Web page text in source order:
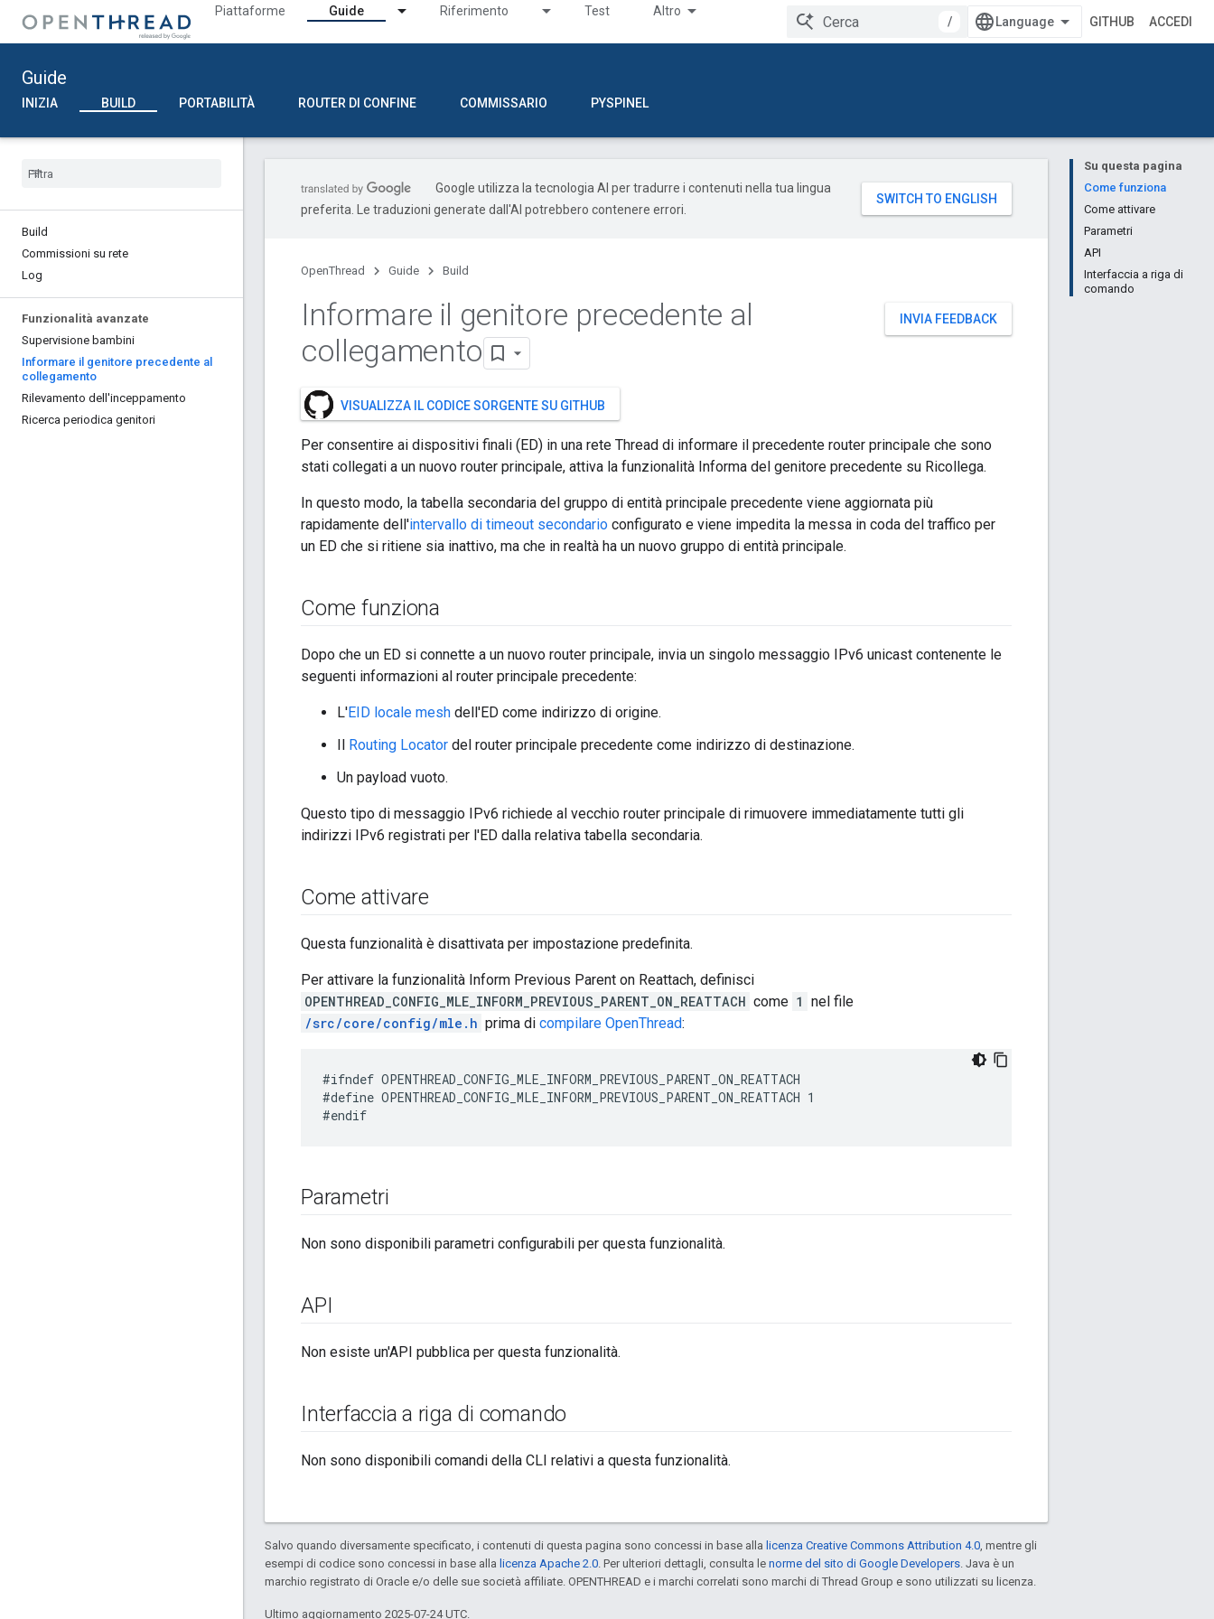
Piattaforme Guide Riferimento Test Altro
/ GITHUB ACCEDI
Guide
INIZIA BUILD PORTABILITÀ ROUTER DI CONFINE COMMISSARIO PYSPINEL
Build
Commissioni su rete
Log
Funzionalità avanzate
Supervisione bambini
Informare il genitore precedente al
collegamento
Rilevamento dell'inceppamento
Ricerca periodica genitori
Su questa pagina
Come funziona
Come attivare
Parametri
API
Interfaccia a riga di
comando
Google utilizza la tecnologia AI per tradurre i contenuti nella tua lingua
preferita. Le traduzioni generate dall'AI potrebbero contenere errori.
OpenThread Guide Build
INVIA FEEDBACK
Informare il genitore precedente al
collegamento
VISUALIZZA IL CODICE SORGENTE SU GITHUB
Per consentire ai dispositivi finali (ED) in una rete Thread di informare il precedente router principale che sono
stati collegati a un nuovo router principale, attiva la funzionalità Informa del genitore precedente su Ricollega.
In questo modo, la tabella secondaria del gruppo di entità principale precedente viene aggiornata più
rapidamente dell'intervallo di timeout secondario configurato e viene impedita la messa in coda del traffico per
un ED che si ritiene sia inattivo, ma che in realtà ha un nuovo gruppo di entità principale.
Come funziona
Dopo che un ED si connette a un nuovo router principale, invia un singolo messaggio IPv6 unicast contenente le
seguenti informazioni al router principale precedente:
L'EID locale mesh dell'ED come indirizzo di origine.
Il Routing Locator del router principale precedente come indirizzo di destinazione.
Un payload vuoto.
Questo tipo di messaggio IPv6 richiede al vecchio router principale di rimuovere immediatamente tutti gli
indirizzi IPv6 registrati per l'ED dalla relativa tabella secondaria.
Come attivare
Questa funzionalità è disattivata per impostazione predefinita.
Per attivare la funzionalità Inform Previous Parent on Reattach, definisci
OPENTHREAD_CONFIG_MLE_INFORM_PREVIOUS_PARENT_ON_REATTACH come 1 nel file
/src/core/config/mle.h prima di compilare OpenThread:
#define OPENTHREAD_CONFIG_MLE_INFORM_PREVIOUS_PARENT_ON_REATTACH 1
Parametri
Non sono disponibili parametri configurabili per questa funzionalità.
API
Non esiste un'API pubblica per questa funzionalità.
Interfaccia a riga di comando
Non sono disponibili comandi della CLI relativi a questa funzionalità.
Salvo quando diversamente specificato, i contenuti di questa pagina sono concessi in base alla licenza Creative Commons Attribution 4.0, mentre gli
esempi di codice sono concessi in base alla licenza Apache 2.0. Per ulteriori dettagli, consulta le norme del sito di Google Developers. Java è un
marchio registrato di Oracle e/o delle sue società affiliate. OPENTHREAD e i marchi correlati sono marchi di Thread Group e sono utilizzati su licenza.
Ultimo aggiornamento 2025-07-24 UTC.